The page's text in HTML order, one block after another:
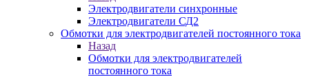
Электродвигатели синхронные
Электродвигатели СД2
Обмотки для электродвигателей постоянного тока
Назад
Обмотки для электродвигателей
постоянного тока